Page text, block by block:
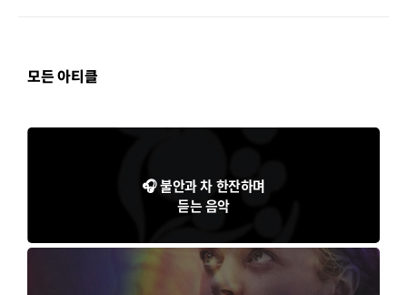
모든 아티클
🎧 불안과 차 한잔하며
듣는 음악